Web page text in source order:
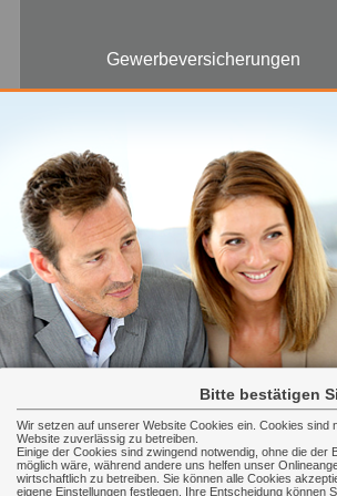
Bitte bestätigen
Wir setzen auf unserer Website Cookies ein. Cookies sind
Website zuverlässig zu betreiben.
Einige der Cookies sind zwingend notwendig, ohne die der
möglich wäre, während andere uns helfen unser
wirtschaftlich zu betreiben. Sie können alle Cookies
eigene Einstellungen festlegen. Ihre Entscheidung können
Gewerbeversicherungen